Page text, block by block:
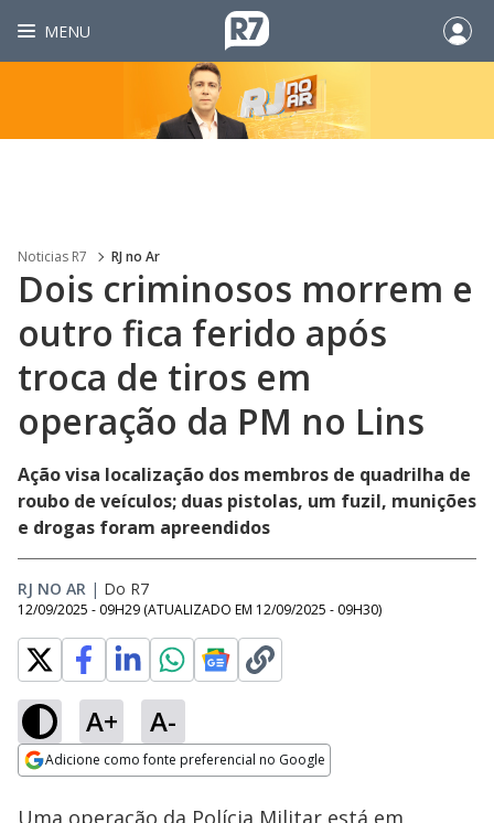
MENU
Noticias R7 RJ no Ar
Dois criminosos morrem e
outro fica ferido após
troca de tiros em
operação da PM no Lins
Ação visa localização dos membros de quadrilha de
roubo de veículos; duas pistolas, um fuzil, munições
e drogas foram apreendidos
RJ NO AR | Do R7
12/09/2025 - 09H29 (ATUALIZADO EM 12/09/2025 - 09H30)
A+ A-
Adicione como fonte preferencial no Google
Ativar
100.00%
Uma operação da Polícia Militar está em